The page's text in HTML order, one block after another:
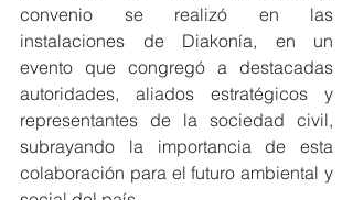
convenio se realizó en las
instalaciones de Diakonía, en un
evento que congregó a destacadas
autoridades, aliados estratégicos y
representantes de la sociedad civil,
subrayando la importancia de esta
colaboración para el futuro ambiental y